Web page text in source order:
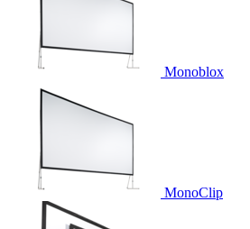
Monoblox
MonoClip